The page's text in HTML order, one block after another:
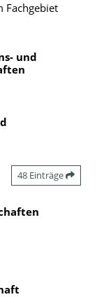
Fachgebiet
und
48 Einträge